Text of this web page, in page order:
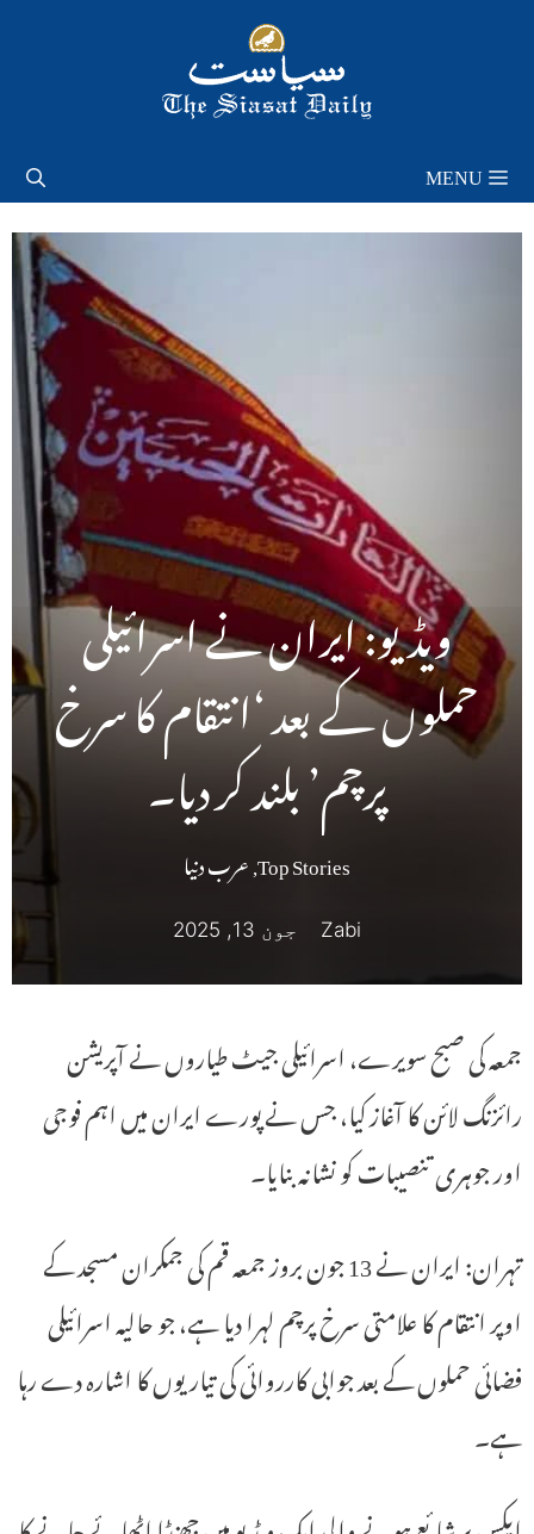
MENU
ویڈیو: ایران نے اسرائیلی
حملوں کے بعد ‘انتقام کا سرخ
پرچم’ بلند کر دیا۔
Top Stories
,عرب دنیا
Zabi جون 13, 2025
جمعہ کی صبح سویرے، اسرائیلی جیٹ طیاروں نے آپریشن
رائزنگ لائن کا آغاز کیا، جس نے پورے ایران میں اہم فوجی
اور جوہری تنصیبات کو نشانہ بنایا۔
تہران: ایران نے 13 جون بروز جمعہ قم کی جمکران مسجد کے
اوپر انتقام کا علامتی سرخ پرچم لہرا دیا ہے، جو حالیہ اسرائیلی
فضائی حملوں کے بعد جوابی کارروائی کی تیاریوں کا اشارہ دے رہا
ہے۔